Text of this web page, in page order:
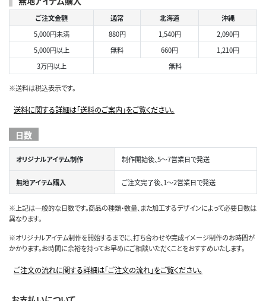
ご注文金額 通常 北海道
沖縄
5,000円未満
880円 1,540円
2,090円
5,000円以上
無料 660円
1,210円
3万円以上
無料
※送料は税込表示です。
送料に関する詳細は「送料のご案内」をご覧ください。
日数
オリジナルアイテム制作 制作開始後、5～7営業日で発送
無地アイテム購入 ご注文完了後、1～2営業日で発送
※上記は一般的な日数です。商品の種類・数量、また加工するデザインによって必要日数は
異なります。
※オリジナルアイテム制作を開始するまでに、打ち合わせや完成イメージ制作のお時間が
かかります。お時間に余裕を持ってお早めにご相談いただくことをおすすめいたします。
ご注文の流れに関する詳細は「ご注文の流れ」をご覧ください。